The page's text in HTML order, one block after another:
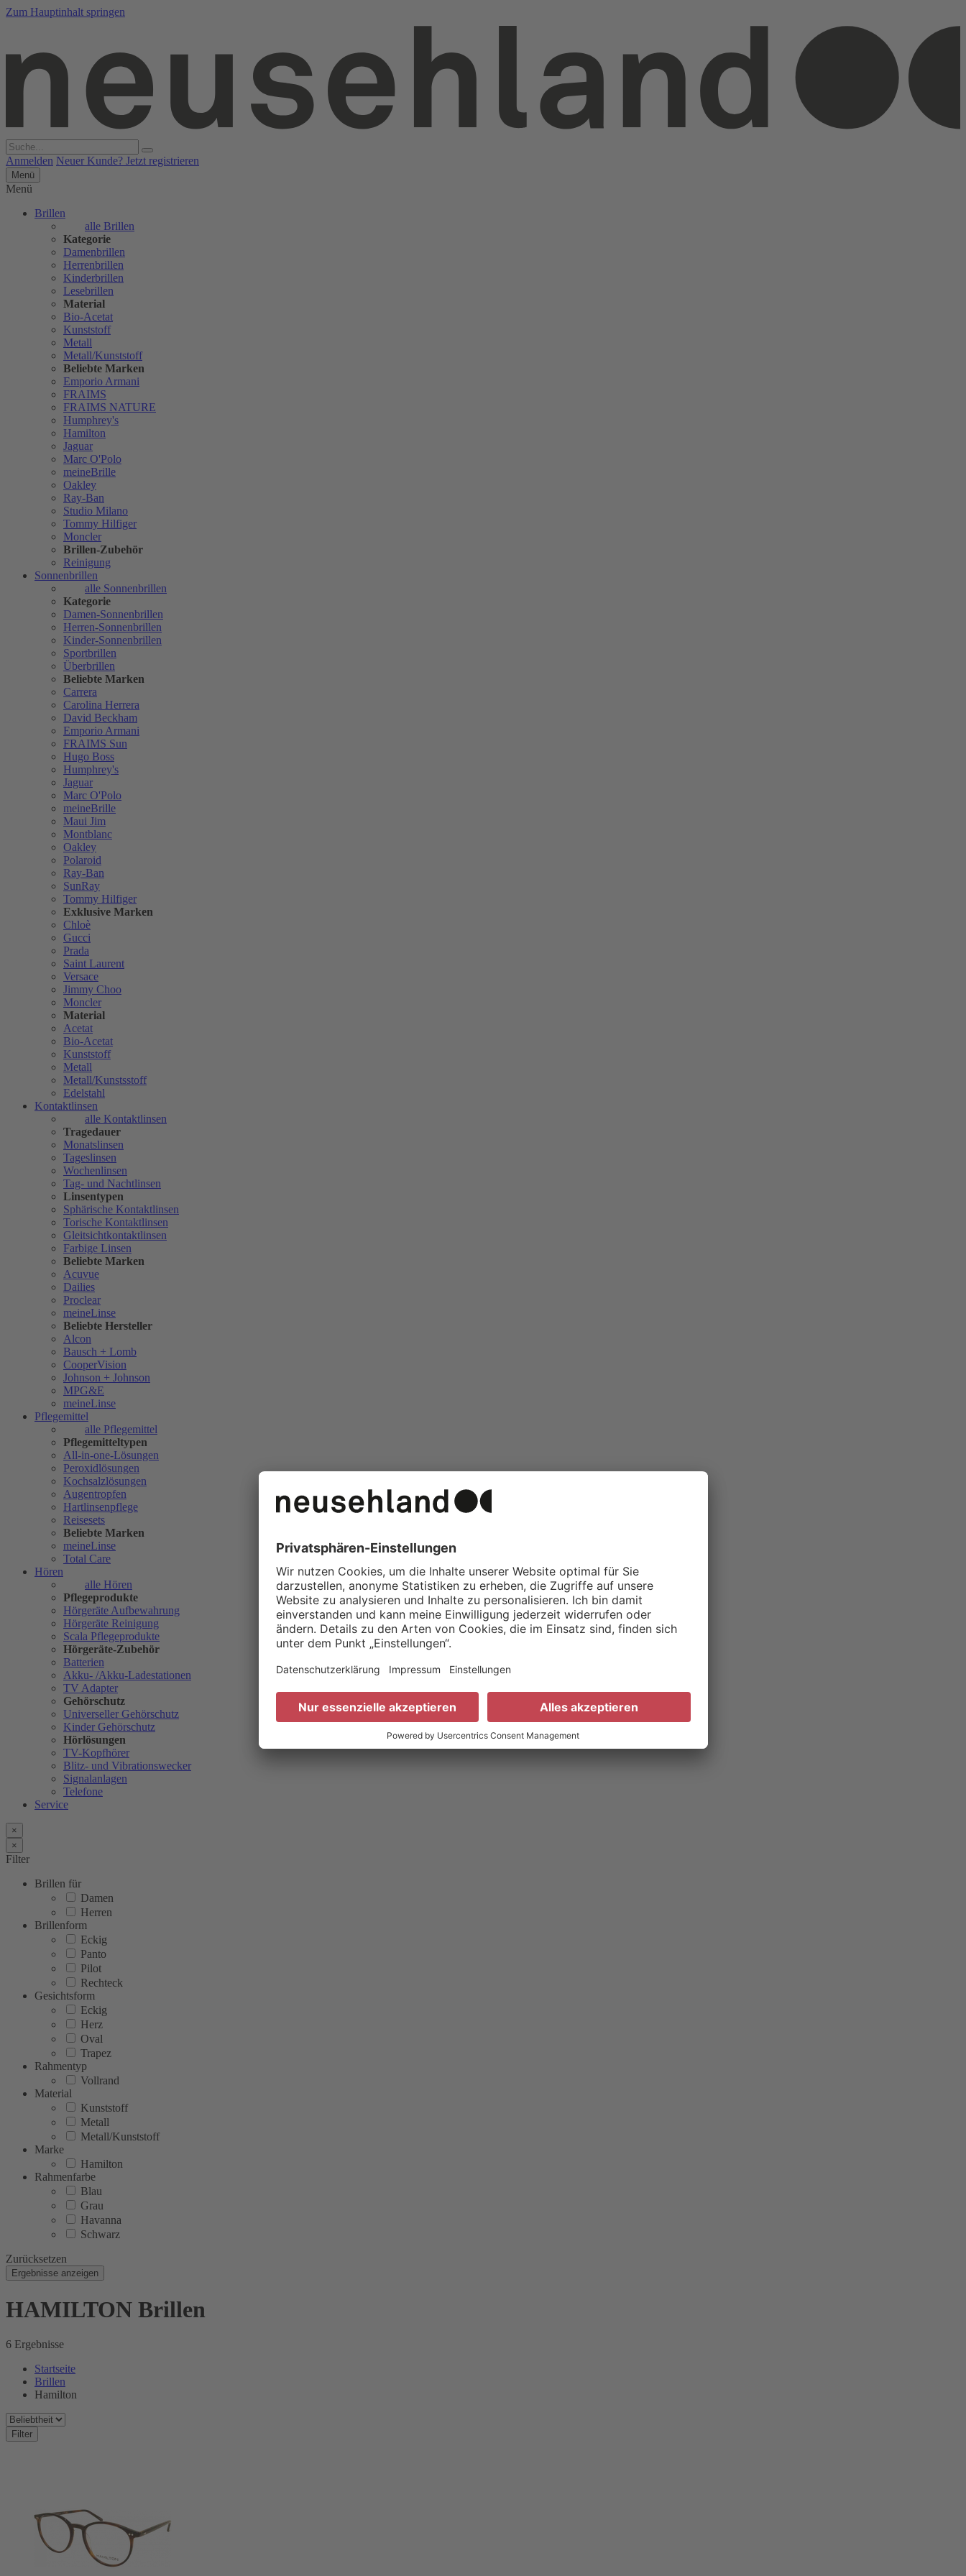
Zum Hauptinhalt springen
Anmelden Neuer Kunde? Jetzt registrieren
Menü
Menü
Brillen
alle Brillen
Kategorie
Damenbrillen
Herrenbrillen
Kinderbrillen
Lesebrillen
Material
Bio-Acetat
Kunststoff
Metall
Metall/Kunststoff
Beliebte Marken
Emporio Armani
FRAIMS
FRAIMS NATURE
Humphrey's
Hamilton
Jaguar
Marc O'Polo
meineBrille
Oakley
Ray-Ban
Studio Milano
Tommy Hilfiger
Moncler
Brillen-Zubehör
Reinigung
Sonnenbrillen
alle Sonnenbrillen
Kategorie
Damen-Sonnenbrillen
Herren-Sonnenbrillen
Kinder-Sonnenbrillen
Sportbrillen
Überbrillen
Beliebte Marken
Carrera
Carolina Herrera
David Beckham
Emporio Armani
FRAIMS Sun
Hugo Boss
Humphrey's
Jaguar
Marc O'Polo
meineBrille
Maui Jim
Montblanc
Oakley
Polaroid
Ray-Ban
SunRay
Tommy Hilfiger
Exklusive Marken
Chloè
Gucci
Prada
Saint Laurent
Versace
Jimmy Choo
Moncler
Material
Acetat
Bio-Acetat
Kunststoff
Metall
Metall/Kunstsstoff
Edelstahl
Kontaktlinsen
alle Kontaktlinsen
Tragedauer
Monatslinsen
Tageslinsen
Wochenlinsen
Tag- und Nachtlinsen
Linsentypen
Sphärische Kontaktlinsen
Torische Kontaktlinsen
Gleitsichtkontaktlinsen
Farbige Linsen
Beliebte Marken
Acuvue
Dailies
Proclear
meineLinse
Beliebte Hersteller
Alcon
Bausch + Lomb
CooperVision
Johnson + Johnson
MPG&E
meineLinse
Pflegemittel
alle Pflegemittel
Pflegemitteltypen
All-in-one-Lösungen
Peroxidlösungen
Kochsalzlösungen
Augentropfen
Hartlinsenpflege
Reisesets
Beliebte Marken
meineLinse
Total Care
Hören
alle Hören
Pflegeprodukte
Hörgeräte Aufbewahrung
Hörgeräte Reinigung
Scala Pflegeprodukte
Hörgeräte-Zubehör
Batterien
Akku- /Akku-Ladestationen
TV Adapter
Gehörschutz
Universeller Gehörschutz
Kinder Gehörschutz
Hörlösungen
TV-Kopfhörer
Blitz- und Vibrationswecker
Signalanlagen
Telefone
Service
×
×
Filter
Brillen für
Damen
Herren
Brillenform
Eckig
Panto
Pilot
Rechteck
Gesichtsform
Eckig
Herz
Oval
Trapez
Rahmentyp
Vollrand
Material
Kunststoff
Metall
Metall/Kunststoff
Marke
Hamilton
Rahmenfarbe
Blau
Grau
Havanna
Schwarz
Zurücksetzen
Ergebnisse anzeigen
HAMILTON Brillen
6 Ergebnisse
Startseite
Brillen
Hamilton
Filter